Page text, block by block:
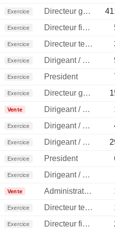
Exercice Directeur general
Exercice Directeur financier
Exercice Directeur technique
Exercice Dirigeant / cadre principal
Exercice President
Exercice Directeur general
Vente Dirigeant / cadre principal
Exercice Dirigeant / cadre principal
Exercice Dirigeant / cadre principal
Exercice President
Exercice
Dirigeant / cadre principal
Vente Administrateur
Exercice Directeur technique
Exercice Directeur financier